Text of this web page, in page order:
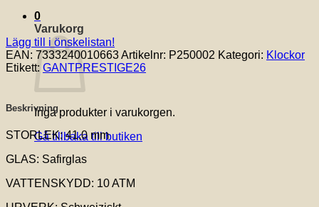
0
Varukorg
Inga produkter i varukorgen.
Gå tillbaka till butiken
Lägg till i önskelistan!
EAN: 7333240010663Artikelnr: P250002 Kategori: Klockor
Etikett: GANTPRESTIGE26
Beskrivning
STORLEK: 41,0 mm
GLAS: Safirglas
VATTENSKYDD: 10 ATM